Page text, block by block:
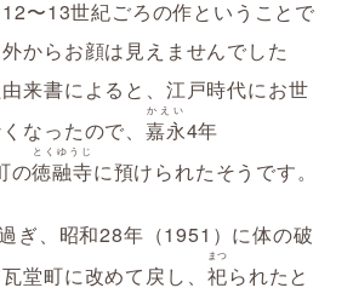
〜13世紀ごろの作ということで
からお顔は見えませんでした
来書によると、江戸時代にお世
なったので、 嘉永
かえい
4年
の徳融寺
とくゆうじ
に預けられたそうです。
ぎ、昭和28年（1951）に体の破
堂町に改めて戻し、 祀
まつ
られたと